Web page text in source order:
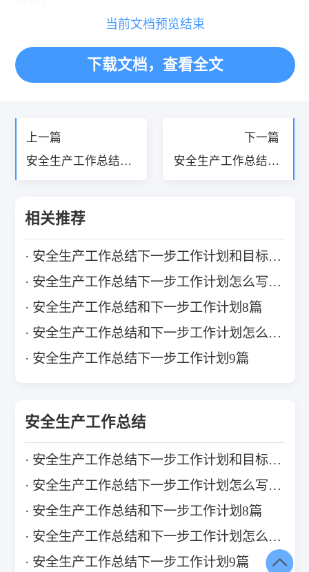
«
当前文档预览结束
下载文档，查看全文
上一篇
安全生产工作总结和
下一篇
安全生产工作总结下
相关推荐
安全生产工作总结下一步工作计划和目标10篇
安全生产工作总结下一步工作计划怎么写10篇
安全生产工作总结和下一步工作计划8篇
安全生产工作总结和下一步工作计划怎么写11篇
安全生产工作总结下一步工作计划9篇
安全生产工作总结
安全生产工作总结下一步工作计划和目标10篇
安全生产工作总结下一步工作计划怎么写10篇
安全生产工作总结和下一步工作计划8篇
安全生产工作总结和下一步工作计划怎么写11篇
安全生产工作总结下一步工作计划9篇